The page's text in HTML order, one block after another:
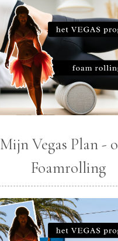
Mijn Vegas Plan -
Foamrolling